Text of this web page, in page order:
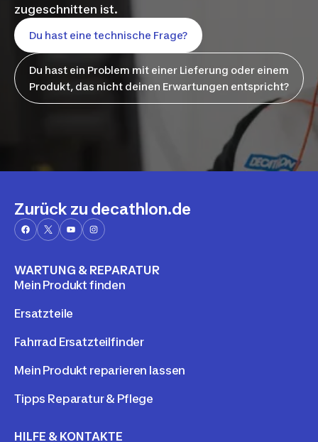
zugeschnitten ist.
Du hast eine technische Frage?
Du hast ein Problem mit einer Lieferung oder einem
Produkt, das nicht deinen Erwartungen entspricht?
Zurück zu decathlon.de
WARTUNG & REPARATUR
Mein Produkt finden
Ersatzteile
Fahrrad Ersatzteilfinder
Mein Produkt reparieren lassen
Tipps Reparatur & Pflege
HILFE & KONTAKTE